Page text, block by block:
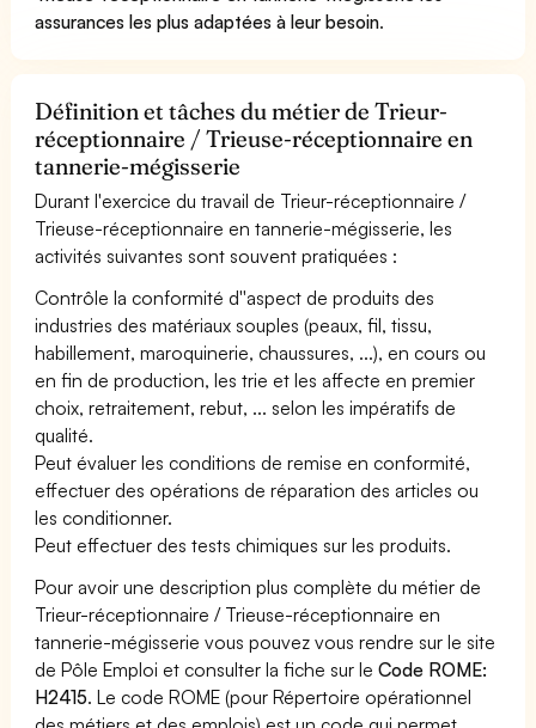
assurances les plus adaptées à leur besoin.
Définition et tâches du métier de Trieur-
réceptionnaire / Trieuse-réceptionnaire en
tannerie-mégisserie
Durant l'exercice du travail de Trieur-réceptionnaire /
Trieuse-réceptionnaire en tannerie-mégisserie, les
activités suivantes sont souvent pratiquées :
Contrôle la conformité d''aspect de produits des
industries des matériaux souples (peaux, fil, tissu,
habillement, maroquinerie, chaussures, ...), en cours ou
en fin de production, les trie et les affecte en premier
choix, retraitement, rebut, ... selon les impératifs de
qualité.
Peut évaluer les conditions de remise en conformité,
effectuer des opérations de réparation des articles ou
les conditionner.
Peut effectuer des tests chimiques sur les produits.
Pour avoir une description plus complète du métier de
Trieur-réceptionnaire / Trieuse-réceptionnaire en
tannerie-mégisserie vous pouvez vous rendre sur le site
de Pôle Emploi et consulter la fiche sur leCode ROME:
H2415. Le code ROME (pour Répertoire opérationnel